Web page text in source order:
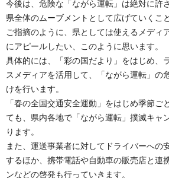
今後は、危険な「ながら運転」は絶対に許
県全体のムーブメントとして広げていくこ
ご指摘のように、県としては使えるメディ
にアピールしたい、このように思います。
具体的には、「彩の国だより」をはじめ、
スメディアを活用して、「ながら運転」の
けを行います。
「春の全国交通安全運動」をはじめ季節ご
ても、県内各地で「ながら運転」撲滅キャ
ります。
また、運送事業者に対してドライバーへの
するほか、携帯電話や自動車の販売店と連
ンなどの啓発も行っていきます。